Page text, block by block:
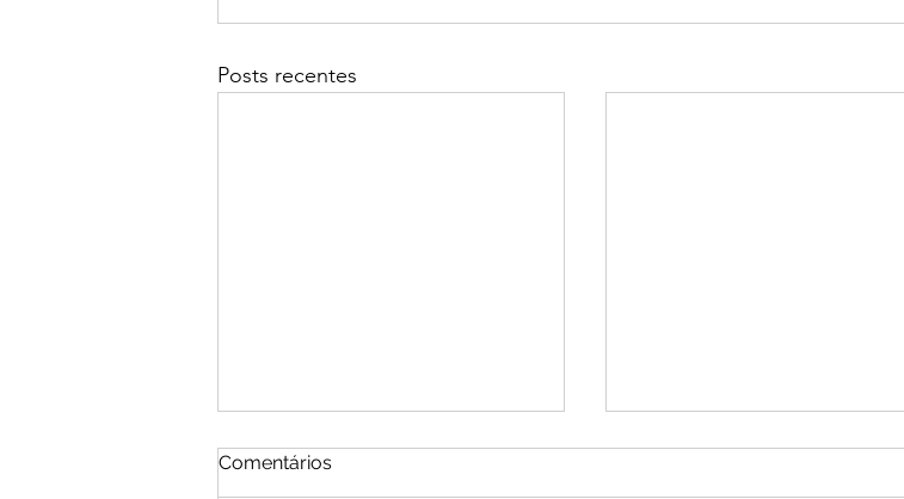
Posts recentes
Comentários